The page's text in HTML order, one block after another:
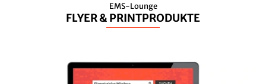
EMS-Lounge
FLYER & PRINTPRODUKTE